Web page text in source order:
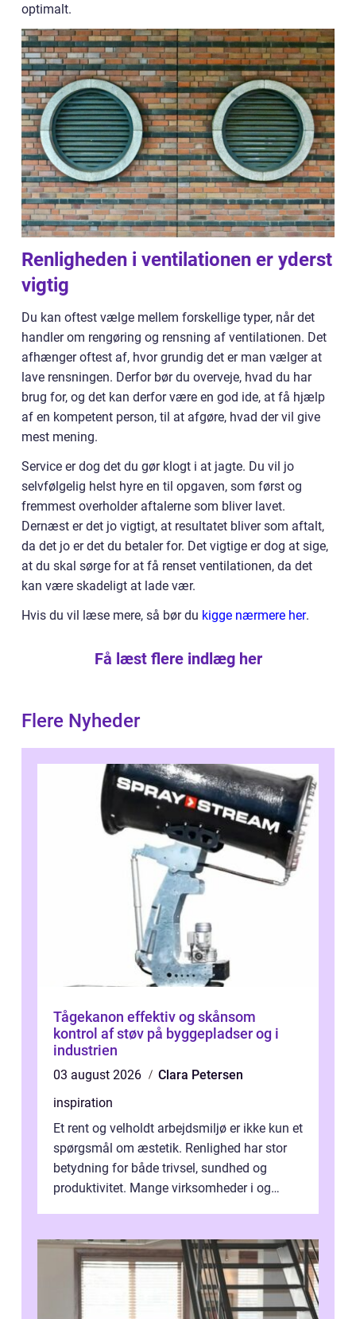
optimalt.
Renligheden i ventilationen er yderst
vigtig
Du kan oftest vælge mellem forskellige typer, når det
handler om rengøring og rensning af ventilationen. Det
afhænger oftest af, hvor grundig det er man vælger at
lave rensningen. Derfor bør du overveje, hvad du har
brug for, og det kan derfor være en god ide, at få hjælp
af en kompetent person, til at afgøre, hvad der vil give
mest mening.
Service er dog det du gør klogt i at jagte. Du vil jo
selvfølgelig helst hyre en til opgaven, som først og
fremmest overholder aftalerne som bliver lavet.
Dernæst er det jo vigtigt, at resultatet bliver som aftalt,
da det jo er det du betaler for. Det vigtige er dog at sige,
at du skal sørge for at få renset ventilationen, da det
kan være skadeligt at lade vær.
Hvis du vil læse mere, så bør du kigge nærmere her.
Få læst flere indlæg her
Flere Nyheder
Tågekanon effektiv og skånsom
kontrol af støv på byggepladser og i
industrien
03 august 2026
Clara Petersen
inspiration
Et rent og velholdt arbejdsmiljø er ikke kun et
spørgsmål om æstetik. Renlighed har stor
betydning for både trivsel, sundhed og
produktivitet. Mange virksomheder i og